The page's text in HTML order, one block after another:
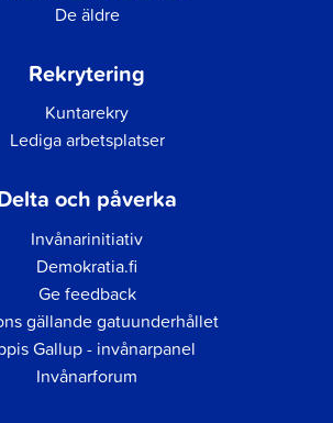
De äldre
Rekrytering
Kuntarekry
Lediga arbetsplatser
och påverka
Invånarinitiativ
Demokratia.fi
Ge feedback
gällande gatuunderhållet
Gallup - invånarpanel
Invånarforum